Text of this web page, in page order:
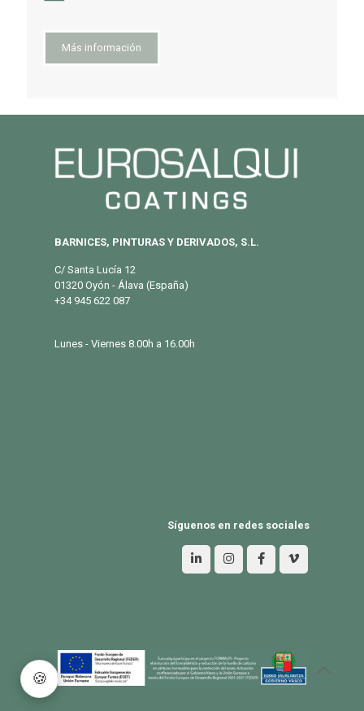
Más información
BARNICES, PINTURAS Y DERIVADOS, S.L.
C/ Santa Lucía 12
01320 Oyón - Álava (España)
+34 945 622 087
Lunes - Viernes 8.00h a 16.00h
Síguenos en redes sociales
🍪